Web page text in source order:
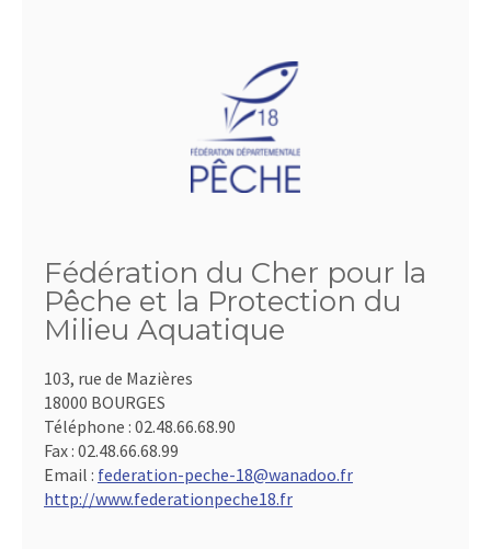
Fédération du Cher pour la
Pêche et la Protection du
Milieu Aquatique
103, rue de Mazières
18000 BOURGES
Téléphone : 02.48.66.68.90
Fax : 02.48.66.68.99
Email : federation-peche-18@wanadoo.fr
http://www.federationpeche18.fr